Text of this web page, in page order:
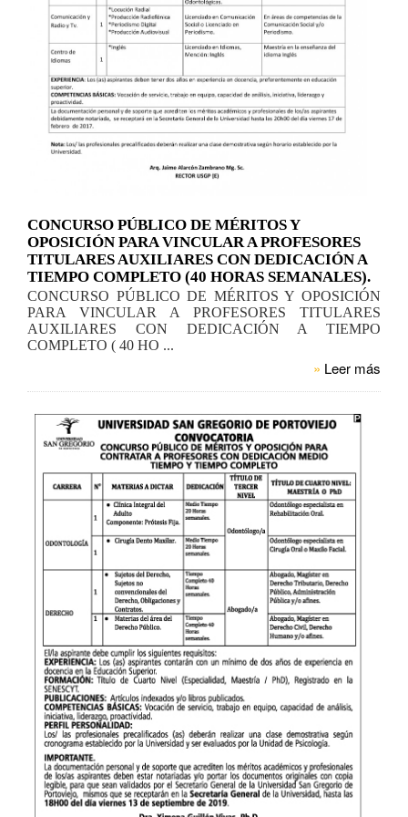
CONCURSO PÚBLICO DE MÉRITOS Y
OPOSICIÓN PARA VINCULAR A PROFESORES
TITULARES AUXILIARES CON DEDICACIÓN A
TIEMPO COMPLETO (40 HORAS SEMANALES).
CONCURSO PÚBLICO DE MÉRITOS Y OPOSICIÓN
PARA VINCULAR A PROFESORES TITULARES
AUXILIARES CON DEDICACIÓN A TIEMPO
COMPLETO ( 40 HO ...
» Leer más